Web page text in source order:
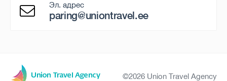
Эл. адрес
paring@uniontravel.ee
©2026 Union Travel Agency